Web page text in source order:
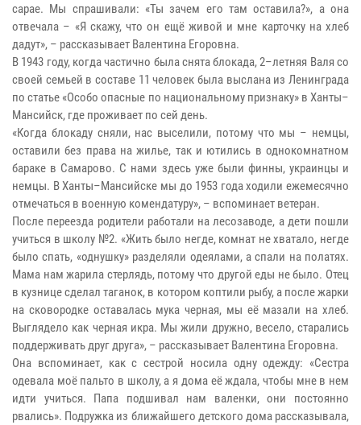
сарае. Мы спрашивали: «Ты зачем его там оставила?», а она
отвечала – «Я скажу, что он ещё живой и мне карточку на хлеб
дадут», – рассказывает Валентина Егоровна.
В 1943 году, когда частично была снята блокада, 2–летняя Валя со
своей семьей в составе 11 человек была выслана из Ленинграда
по статье «Особо опасные по национальному признаку» в Ханты–
Мансийск, где проживает по сей день.
«Когда блокаду сняли, нас выселили, потому что мы – немцы,
оставили без права на жилье, так и ютились в однокомнатном
бараке в Самарово. С нами здесь уже были финны, украинцы и
немцы. В Ханты–Мансийске мы до 1953 года ходили ежемесячно
отмечаться в военную комендатуру», – вспоминает ветеран.
После переезда родители работали на лесозаводе, а дети пошли
учиться в школу №2. «Жить было негде, комнат не хватало, негде
было спать, «однушку» разделяли одеялами, а спали на полатях.
Мама нам жарила стерлядь, потому что другой еды не было. Отец
в кузнице сделал таганок, в котором коптили рыбу, а после жарки
на сковородке оставалась мука черная, мы её мазали на хлеб.
Выглядело как черная икра. Мы жили дружно, весело, старались
поддерживать друг друга», – рассказывает Валентина Егоровна.
Она вспоминает, как с сестрой носила одну одежду: «Сестра
одевала моё пальто в школу, а я дома её ждала, чтобы мне в нем
идти учиться. Папа подшивал нам валенки, они постоянно
рвались». Подружка из ближайшего детского дома рассказывала,